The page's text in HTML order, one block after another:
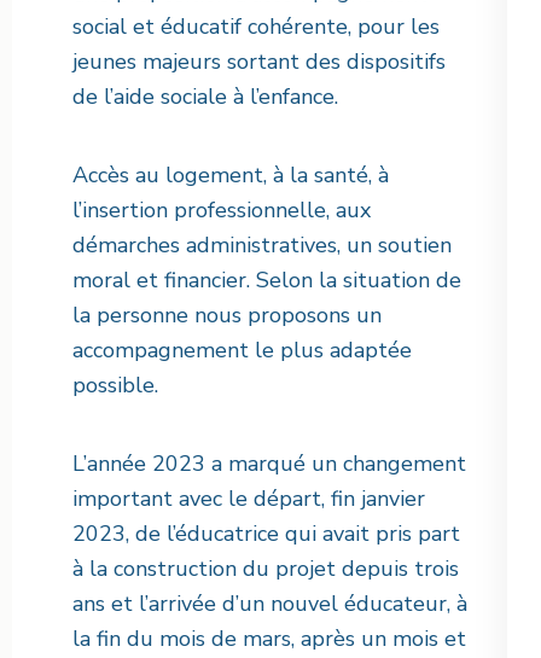
social et éducatif cohérente, pour les
jeunes majeurs sortant des dispositifs
de l’aide sociale à l’enfance.
Accès au logement, à la santé, à
l’insertion professionnelle, aux
démarches administratives, un soutien
moral et financier. Selon la situation de
la personne nous proposons un
accompagnement le plus adaptée
possible.
L’année 2023 a marqué un changement
important avec le départ, fin janvier
2023, de l’éducatrice qui avait pris part
à la construction du projet depuis trois
ans et l’arrivée d’un nouvel éducateur, à
la fin du mois de mars, après un mois et